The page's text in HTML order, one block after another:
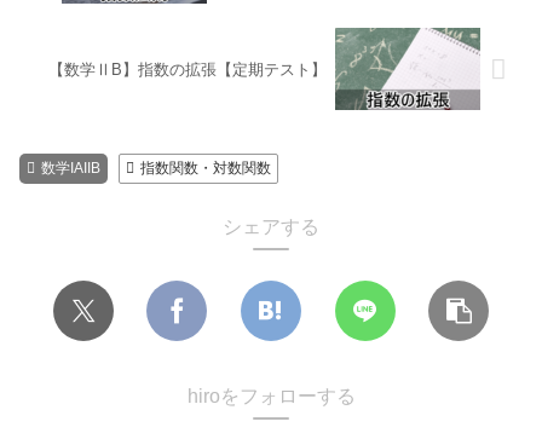
【数学ⅡB】指数の拡張【定期テスト】
数学IAIIB 指数関数・対数関数
シェアする
hiroをフォローする